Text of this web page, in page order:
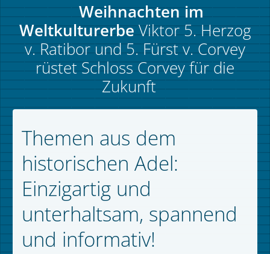
Weihnachten im
Weltkulturerbe Viktor 5. Herzog
v. Ratibor und 5. Fürst v. Corvey
rüstet Schloss Corvey für die
Zukunft
Themen aus dem
historischen Adel:
Einzigartig und
unterhaltsam, spannend
und informativ!